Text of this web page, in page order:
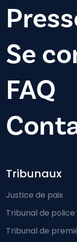
Se
FAQ
Tribunaux
Justice de paix
Tribunal de police
Tribunal de